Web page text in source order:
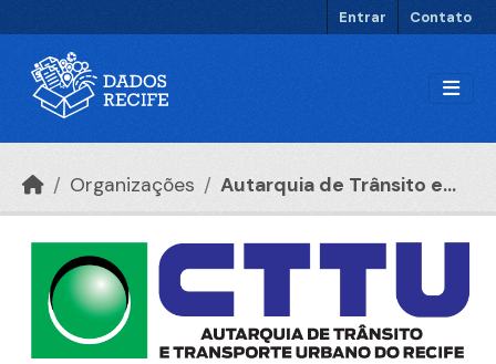
Entrar Contato
Organizações Autarquia de Trânsito e...